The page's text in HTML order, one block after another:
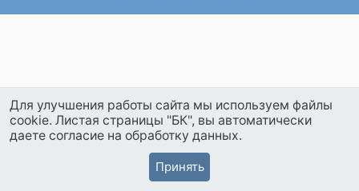
Для улучшения работы сайта мы используем файлы
cookie. Листая страницы "БК", вы автоматически
даете согласие на обработку данных.
Принять